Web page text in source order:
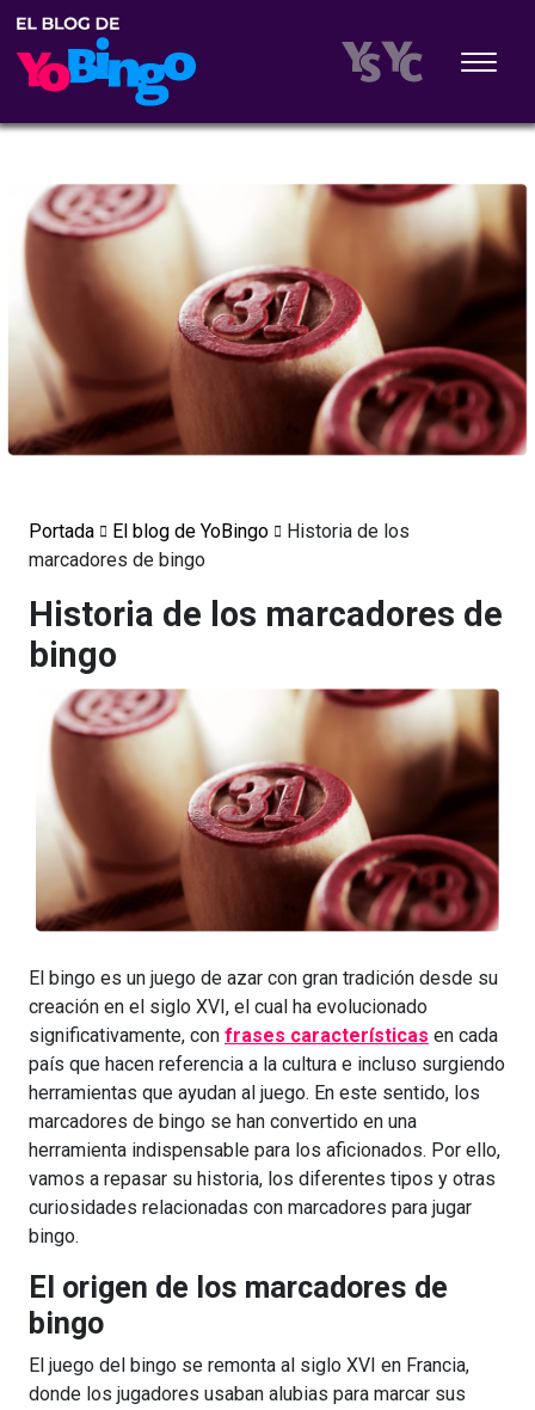
Portada El blog de YoBingo
Historia de los
marcadores de bingo
Historia de los marcadores de
bingo
El bingo es un juego de azar con gran tradición desde su
creación en el siglo XVI, el cual ha evolucionado
significativamente, con frases características en cada
país que hacen referencia a la cultura e incluso surgiendo
herramientas que ayudan al juego. En este sentido, los
marcadores de bingo se han convertido en una
herramienta indispensable para los aficionados. Por ello,
vamos a repasar su historia, los diferentes tipos y otras
curiosidades relacionadas con marcadores para jugar
bingo.
El origen de los marcadores de
bingo
El juego del bingo se remonta al siglo XVI en Francia,
donde los jugadores usaban alubias para marcar sus